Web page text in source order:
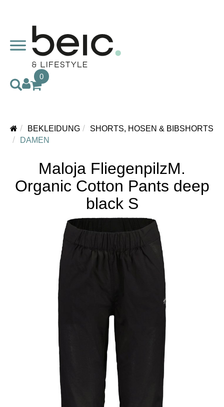
0
BEKLEIDUNG
SHORTS, HOSEN & BIBSHORTS
DAMEN
Maloja FliegenpilzM.
Organic Cotton Pants deep
black S